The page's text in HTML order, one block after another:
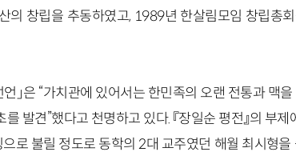
의 창립을 추동하였고, 1989년 한살림모임 창립총
언」은 “가치관에 있어서는 한민족의 오랜 전통과 맥
발견”했다고 천명하고 있다. 『장일순 평전』의 부
으로 불릴 정도로 동학의 2대 교주였던 해월 최시형